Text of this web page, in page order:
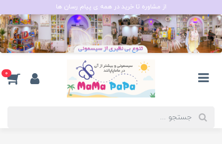
از مشاوره تا خرید در همه ی پیام رسان ها
0